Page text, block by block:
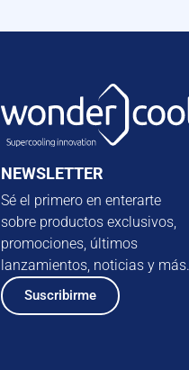
NEWSLETTER
Sé el primero en enterarte
sobre productos exclusivos,
promociones, últimos
lanzamientos, noticias y más.
Suscribirme